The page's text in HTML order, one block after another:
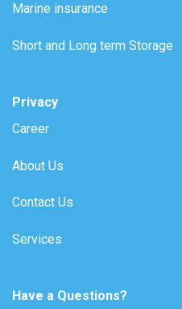
Marine insurance
Short and Long term Storage
Privacy
Career
About Us
Contact Us
Services
Have a Questions?